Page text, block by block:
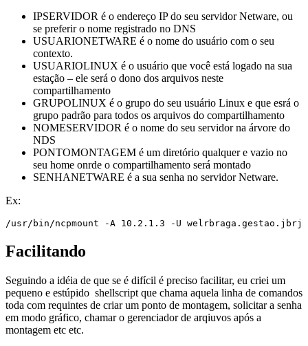
IPSERVIDOR é o endereço IP do seu servidor Netware, ou
se preferir o nome registrado no DNS
USUARIONETWARE é o nome do usuário com o seu
contexto.
USUARIOLINUX é o usuário que você está logado na sua
estação – ele será o dono dos arquivos neste
compartilhamento
GRUPOLINUX é o grupo do seu usuário Linux e que esrá o
grupo padrão para todos os arquivos do compartilhamento
NOMESERVIDOR é o nome do seu servidor na árvore do
NDS
PONTOMONTAGEM é um diretório qualquer e vazio no
seu home onrde o compartilhamento será montado
SENHANETWARE é a sua senha no servidor Netware.
Ex:
/usr/bin/ncpmount -A 10.2.1.3 -U welrbraga.gestao.jbrj -
Facilitando
Seguindo a idéia de que se é difícil é preciso facilitar, eu criei um
pequeno e estúpido shellscript que chama aquela linha de comandos
toda com requintes de criar um ponto de montagem, solicitar a senha
em modo gráfico, chamar o gerenciador de arqiuvos após a
montagem etc etc.